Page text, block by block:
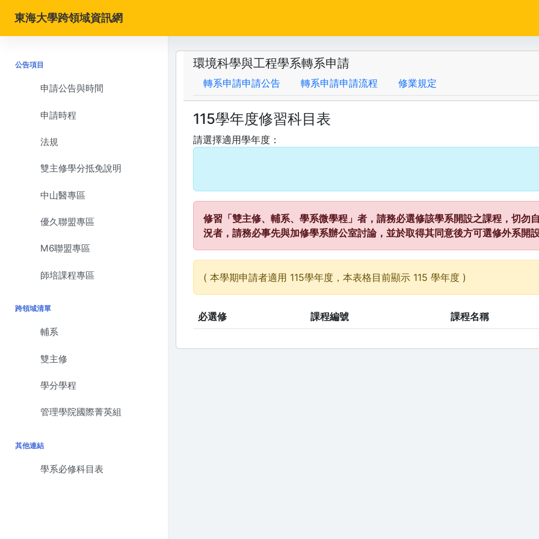
東海大學跨領域資訊網
公告項目
申請公告與時間
申請時程
法規
雙主修學分抵免說明
中山醫專區
優久聯盟專區
M6聯盟專區
師培課程專區
跨領域清單
輔系
雙主修
學分學程
管理學院國際菁英組
其他連結
學系必修科目表
環境科學與工程學系轉系申請
轉系申請申請公告 轉系申請申請流程 修業規定
115學年度修習科目表
請選擇適用學年度：
修習「雙主修、輔系、學系微學程」者，請務必選修該學系開設之課程，切勿
況者，請務必事先與加修學系辦公室討論，並於取得其同意後方可選修外系開設
( 本學期申請者適用 115學年度，本表格目前顯示 115 學年度 )
必選修 課程編號 課程名稱